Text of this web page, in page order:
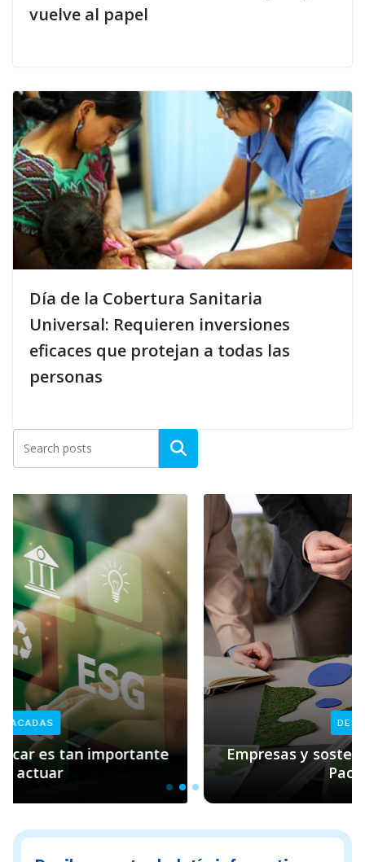
vuelve al papel
Día de la Cobertura Sanitaria
Universal: Requieren inversiones
eficaces que protejan a todas las
personas
DESTACADAS
Empresas y sostenibilidad: el rol clave de
Pacto Global